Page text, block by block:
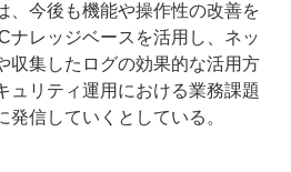
今後も機能や操作性の改善を
ナレッジベースを活用し、ネッ
収集したログの効果的な活用方
ュリティ運用における業務課題
信していくとしている。